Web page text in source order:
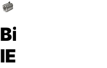
Bison®
IEC90